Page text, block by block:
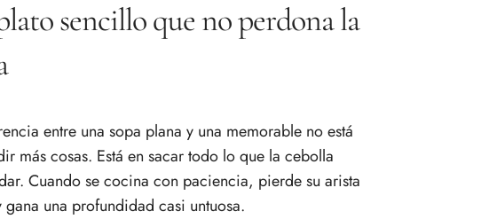
sencillo que no perdona la
entre una sopa plana y una memorable no está
más cosas. Está en sacar todo lo que la cebolla
Cuando se cocina con paciencia, pierde su arista
gana una profundidad casi untuosa.